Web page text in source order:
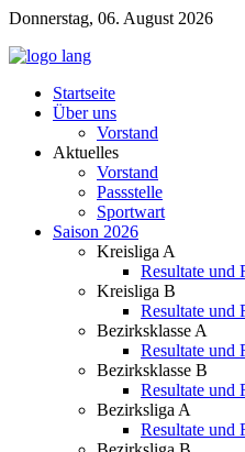
Donnerstag, 06. August 2026
Startseite
Über uns
Vorstand
Aktuelles
Vorstand
Passstelle
Sportwart
Saison 2026
Kreisliga A
Resultate und
Kreisliga B
Resultate und
Bezirksklasse A
Resultate und
Bezirksklasse B
Resultate und
Bezirksliga A
Resultate und